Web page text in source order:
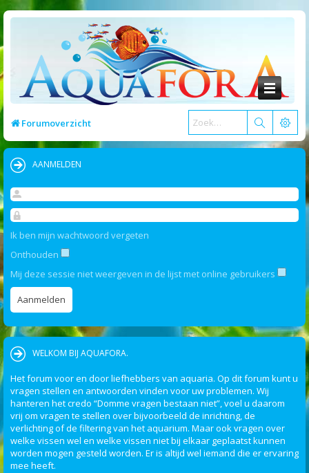
Forumoverzicht
AANMELDEN
Ik ben mijn wachtwoord vergeten
Onthouden
Mij deze sessie niet weergeven in de lijst met online gebruikers
WELKOM BIJ AQUAFORA.
Het forum voor en door liefhebbers van aquaria. Op dit forum kunt u
vragen stellen en antwoorden vinden voor uw problemen. Wij
hanteren het credo “Domme vragen bestaan niet”, voel u daarom
vrij om vragen te stellen over bijvoorbeeld de inrichting, de
verlichting of de filtering van het aquarium. Maar ook vragen over
welke vissen wel en welke vissen niet bij elkaar geplaatst kunnen
worden mogen gesteld worden. Er is altijd wel iemand die er ervaring
mee heeft.